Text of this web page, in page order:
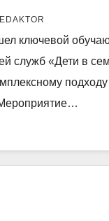
и
ключевой
служб «Дети в